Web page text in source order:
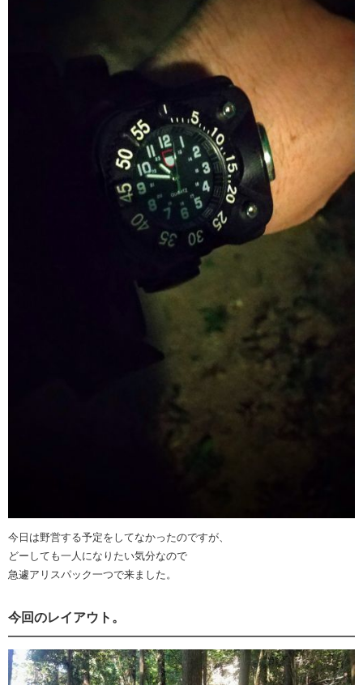
今日は野営する予定をしてなかったのですが、
どーしても一人になりたい気分なので
急遽アリスパック一つで来ました。
今回のレイアウト。